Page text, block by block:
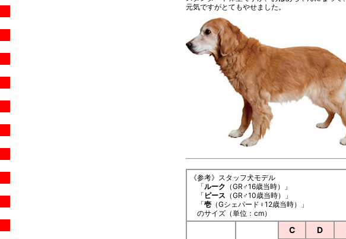
元気ですがとてもやせました。
《参考》スタッフ犬モデル
「ルーク （GR♂16歳当時）」
「 ピース （GR♂10歳当時）」
「壱 （Gシェパード♀12歳当時）」
のサイズ（単位：cm）
C D